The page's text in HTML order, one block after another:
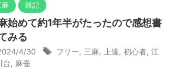
麻 雑記
始めて約1年半がたったので感想書
みる
4/30 フリー 三麻 上達 初心者 江
台
麻雀